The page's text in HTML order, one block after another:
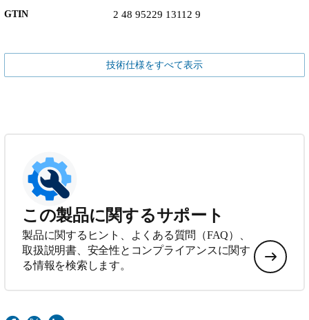
GTIN 2 48 95229 13112 9
技術仕様をすべて表示
この製品に関するサポート
製品に関するヒント、よくある質問（FAQ）、
取扱説明書、安全性とコンプライアンスに関す
る情報を検索します。